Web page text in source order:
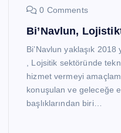
0 Comments
Bi’Navlun,
Bi’Navlun yaklaşık 2018
, Lojsitik sektöründe
hizmet vermeyi
konuşulan ve geleceğe
başlıklarından biri…